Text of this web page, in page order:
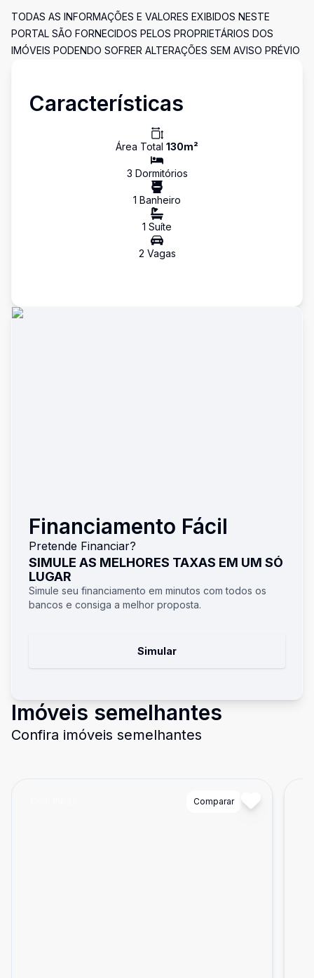
TODAS AS INFORMAÇÕES E VALORES EXIBIDOS NESTE
PORTAL SÃO FORNECIDOS PELOS PROPRIETÁRIOS DOS
IMÓVEIS PODENDO SOFRER ALTERAÇÕES SEM AVISO PRÉVIO
Características
Área Total 130m²
3 Dormitórios
1 Banheiro
1 Suíte
2 Vagas
Financiamento Fácil
Pretende Financiar?
SIMULE AS MELHORES TAXAS EM UM SÓ
LUGAR
Simule seu financiamento em minutos com todos os
bancos e consiga a melhor proposta.
Simular
Imóveis semelhantes
Confira imóveis semelhantes
Comparar